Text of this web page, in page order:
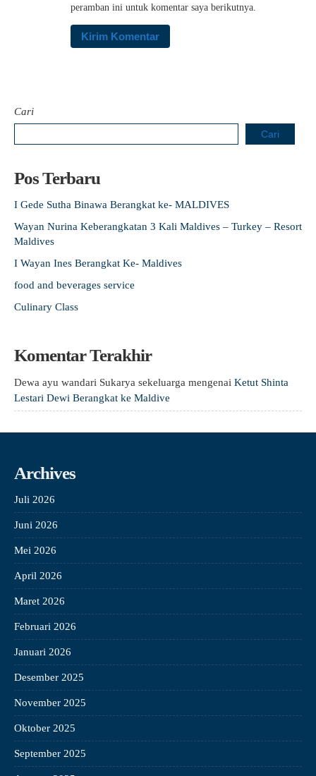
peramban ini untuk komentar saya berikutnya.
Cari
Cari
Pos Terbaru
I Gede Sutha Binawa Berangkat ke- MALDIVES
Wayan Nurina Keberangkatan 3 Kali Maldives – Turkey – Resort
Maldives
I Wayan Ines Berangkat Ke- Maldives
food and beverages service
Culinary Class
Komentar Terakhir
Dewa ayu wandari Sukarya sekeluarga mengenai Ketut Shinta
Lestari Dewi Berangkat ke Maldive
Archives
Juli 2026
Juni 2026
Mei 2026
April 2026
Maret 2026
Februari 2026
Januari 2026
Desember 2025
November 2025
Oktober 2025
September 2025